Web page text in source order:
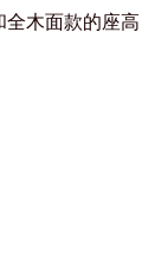
全木面款的座高